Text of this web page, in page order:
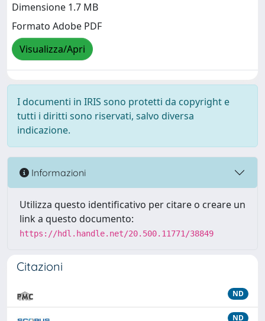
Dimensione 1.7 MB
Formato Adobe PDF
Visualizza/Apri
I documenti in IRIS sono protetti da copyright e
tutti i diritti sono riservati, salvo diversa
indicazione.
Informazioni
Utilizza questo identificativo per citare o creare un
link a questo documento:
https://hdl.handle.net/20.500.11771/38849
Citazioni
ND
ND